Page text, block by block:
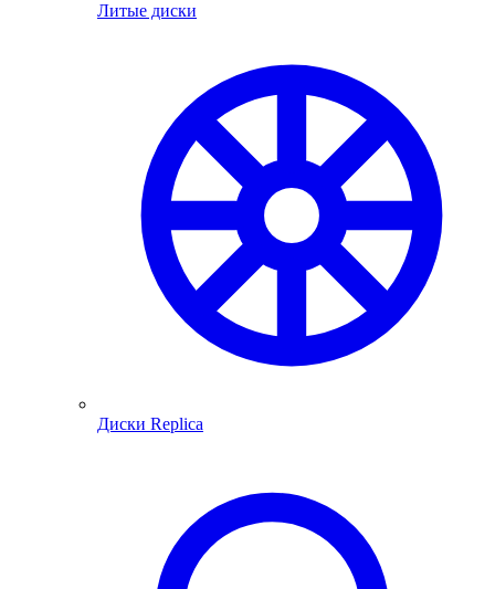
Литые диски
Диски Replica